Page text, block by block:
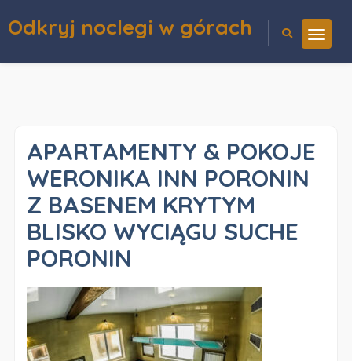
Odkryj noclegi w górach
APARTAMENTY & POKOJE
WERONIKA INN PORONIN
Z BASENEM KRYTYM
BLISKO WYCIĄGU SUCHE
PORONIN